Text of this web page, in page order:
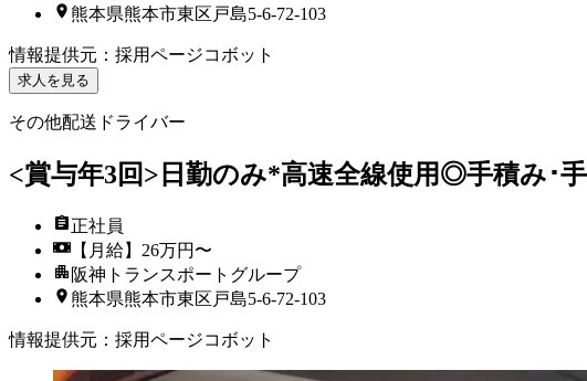
熊本県熊本市東区戸島5-6-72-103
情報提供元 ： 採用ページコボット
求人を見る
その他配送ドライバー
<賞与年3回>日勤のみ*高速全線使用◎手積み･
正社員
【月給】26万円〜
阪神トランスポートグループ
熊本県熊本市東区戸島5-6-72-103
情報提供元 ： 採用ページコボット